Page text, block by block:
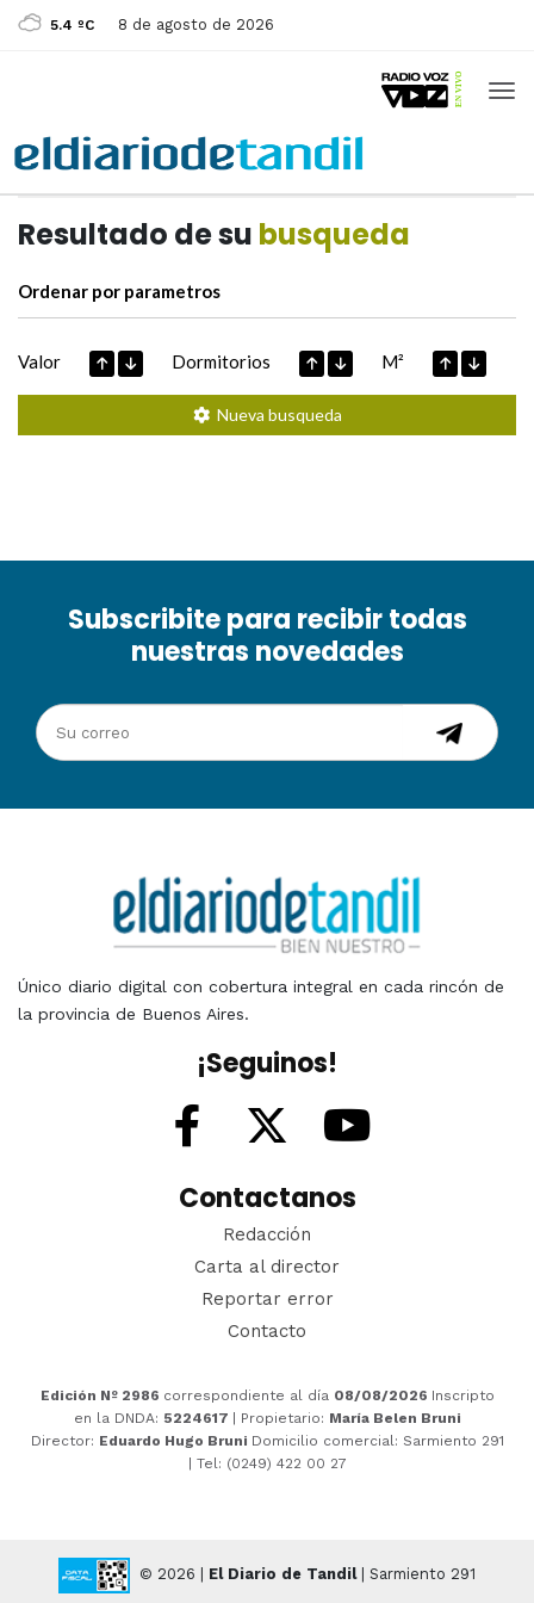
5.4 ºC 8 de agosto de 2026
Resultado de su busqueda
Ordenar por parametros
Valor Dormitorios M²
Nueva busqueda
Subscribite para recibir todas
nuestras novedades
Único diario digital con cobertura integral en cada rincón de
la provincia de Buenos Aires.
¡Seguinos!
Contactanos
Redacción
Carta al director
Reportar error
Contacto
Edición Nº 2986 correspondiente al día 08/08/2026 Inscripto
en la DNDA: 5224617 | Propietario: María Belen Bruni
Director: Eduardo Hugo Bruni Domicilio comercial: Sarmiento 291
| Tel: (0249) 422 00 27
© 2026 | El Diario de Tandil| Sarmiento 291